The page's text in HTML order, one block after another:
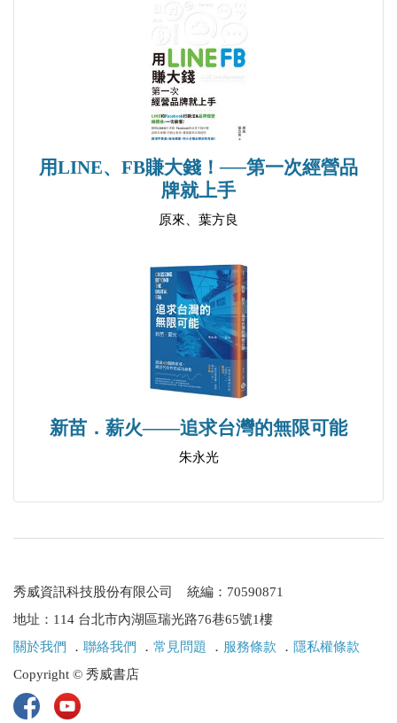
用LINE、FB賺大錢！──第一次經營品
牌就上手
原來、葉方良
新苗．薪火——追求台灣的無限可能
朱永光
秀威資訊科技股份有限公司 統編：70590871
地址：114 台北市內湖區瑞光路76巷65號1樓
關於我們
． 聯絡我們 ． 常見問題 ． 服務條款 ． 隱私權條款
Copyright © 秀威書店